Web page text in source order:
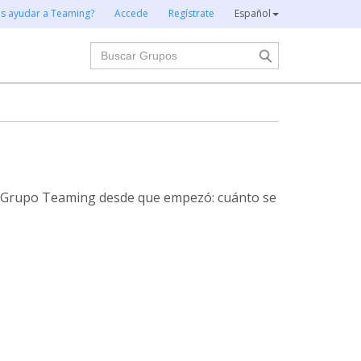
ayudar a Teaming? Accede Regístrate Español
Buscar
Teaming desde que empezó: cuánto se